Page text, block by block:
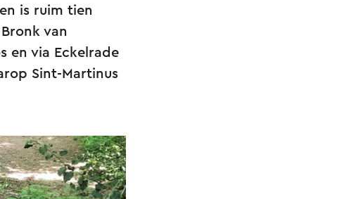
is ruim tien
van
en via Eckelrade
Sint-Martinus